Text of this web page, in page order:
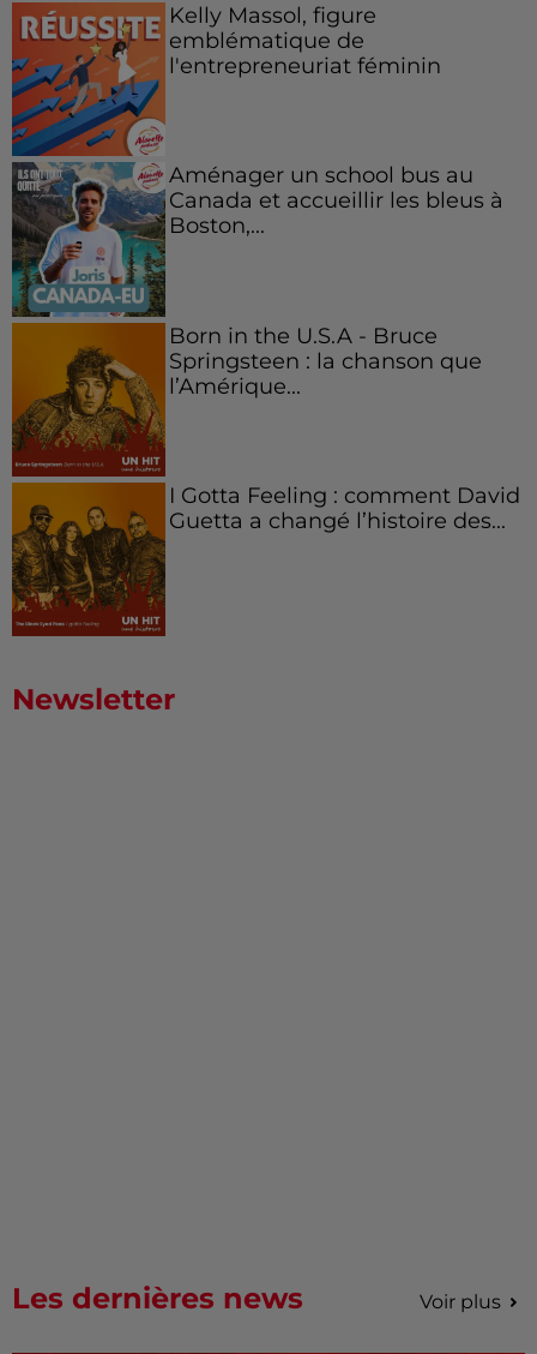
Kelly Massol, figure
emblématique de
l'entrepreneuriat féminin
Aménager un school bus au
Canada et accueillir les bleus à
Boston,...
Born in the U.S.A - Bruce
Springsteen : la chanson que
l’Amérique...
I Gotta Feeling : comment David
Guetta a changé l’histoire des...
Newsletter
Les dernières news Voir plus